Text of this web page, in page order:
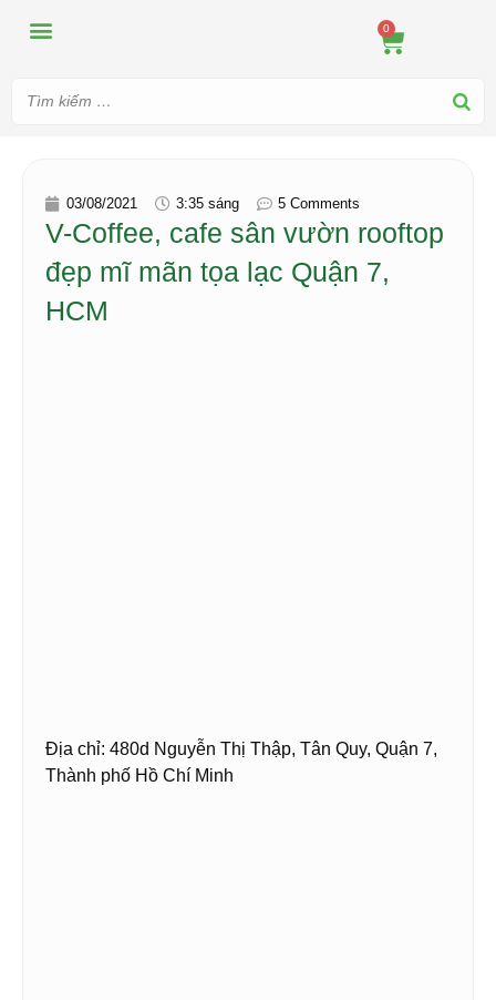
0
03/08/2021 3:35 sáng 5 Comments
V-Coffee, cafe sân vườn rooftop
đẹp mĩ mãn tọa lạc Quận 7,
HCM
Địa chỉ: 480d Nguyễn Thị Thập, Tân Quy, Quận 7,
Thành phố Hồ Chí Minh